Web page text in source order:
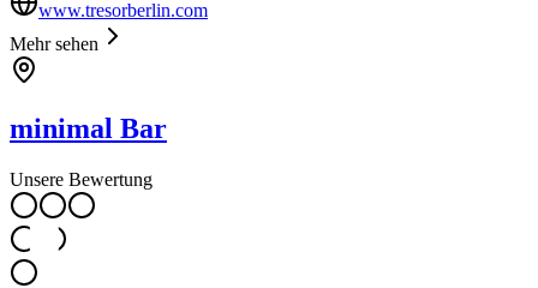
www.tresorberlin.com
Mehr sehen
minimal Bar
Unsere Bewertung